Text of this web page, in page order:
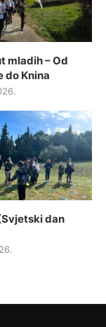
mladih – Od
do Knina
dan